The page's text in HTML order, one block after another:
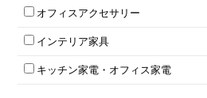
ダイヤル錠ロッカー
ワードローブ・クローゼット
会議テーブルW1800～
平行スタックテーブル
会議テーブルその他
ミーティングチェアその他
パーテーションその他
壁掛けホワイトボード
ホワイトボードその他
電話機（ビジネスフォン）
シュレッダー
スクリーン
オフィスアクセサリー
チェア用台車
演台・講演台・演説台
防音パネル
インテリア家具
モールドチェア
ダイニングチェア
キッチン家電・オフィス家電